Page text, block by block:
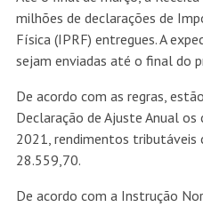
milhões de declarações de
Física (IPRF) entregues. A
sejam enviadas até o final do
De acordo com as regras,
Declaração de Ajuste Anual
2021, rendimentos tributáveis
28.559,70.
De acordo com a Instrução